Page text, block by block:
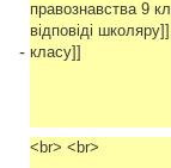
-
правознавства 9
відповіді
класу]]
<br> <br>